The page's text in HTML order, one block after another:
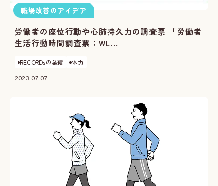
職場改善のアイデア
労働者の座位行動や心肺持久力の調査票 「労働者
生活行動時間調査票：WL...
RECORDsの業績 体力
2023.07.07